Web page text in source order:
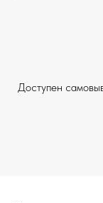
Доступен